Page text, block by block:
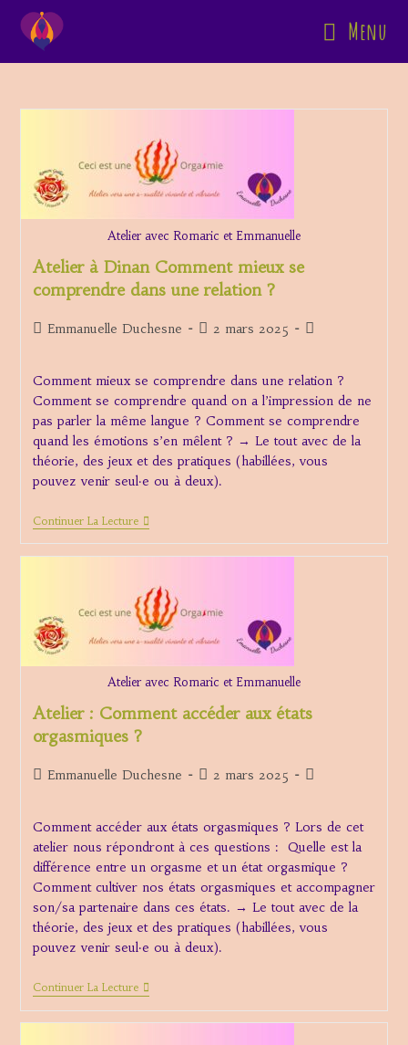
Menu
Atelier avec Romaric et Emmanuelle
Atelier à Dinan Comment mieux se
comprendre dans une relation ?
Auteur/autrice
publication :
Emmanuelle Duchesne
Publication
2 mars 2025
Post
Comment mieux se comprendre dans une relation ?
Comment se comprendre quand on a l’impression de ne
pas parler la même langue ? Comment se comprendre
quand les émotions s’en mêlent ? → Le tout avec de la
théorie, des jeux et des pratiques (habillées, vous
pouvez venir seul·e ou à deux).
Continuer La LectureAtelier
Se
Comprendre
Dans
Une
Atelier avec Romaric et Emmanuelle
Atelier : Comment accéder aux états
orgasmiques ?
Auteur/autrice
publication :
Emmanuelle Duchesne
Publication
2 mars 2025
Post
Comment accéder aux états orgasmiques ? Lors de cet
atelier nous répondront à ces questions : Quelle est la
différence entre un orgasme et un état orgasmique ?
Comment cultiver nos états orgasmiques et accompagner
son/sa partenaire dans ces états. → Le tout avec de la
théorie, des jeux et des pratiques (habillées, vous
pouvez venir seul·e ou à deux).
Continuer La LectureAtelier
:
Comment